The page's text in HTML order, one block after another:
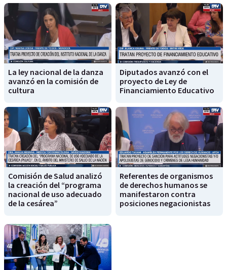
La ley nacional de la danza
avanzó en la comisión de
cultura
Diputados avanzó con el
proyecto de Ley de
Financiamiento Educativo
Comisión de Salud analizó
la creación del “programa
nacional de uso adecuado
de la cesárea”
Referentes de organismos
de derechos humanos se
manifestaron contra
posiciones negacionistas